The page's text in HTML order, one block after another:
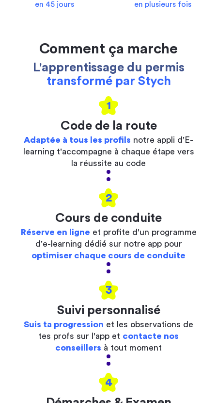
en 45 jours
en plusieurs fois
Comment ça marche
L'apprentissage du permis
transformé par Stych
1
Code de la route
Adaptée à tous les profils notre appli d'E-
learning t'accompagne à chaque étape vers
la réussite au code
2
Cours de conduite
Réserve en ligne et profite d'un programme
d'e-learning dédié sur notre app pour
optimiser chaque cours de conduite
3
Suivi personnalisé
Suis ta progression et les observations de
tes profs sur l'app et contacte nos
conseillers à tout moment
4